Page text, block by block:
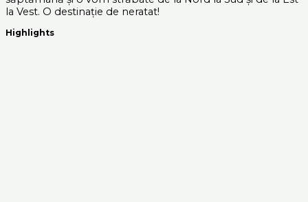
la Vest. O destinație de neratat!
Highlights